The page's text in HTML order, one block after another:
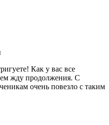
Как у вас все
жду продолжения. С
очень повезло с таким